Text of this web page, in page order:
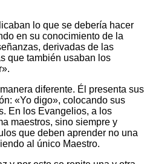
lo que se debería hacer
en su conocimiento de la
derivadas de las
que también usaban los
diferente. Él presenta sus
«Yo digo», colocando sus
En los Evangelios, a los
maestros, sino siempre y
que deben aprender no una
al único Maestro.